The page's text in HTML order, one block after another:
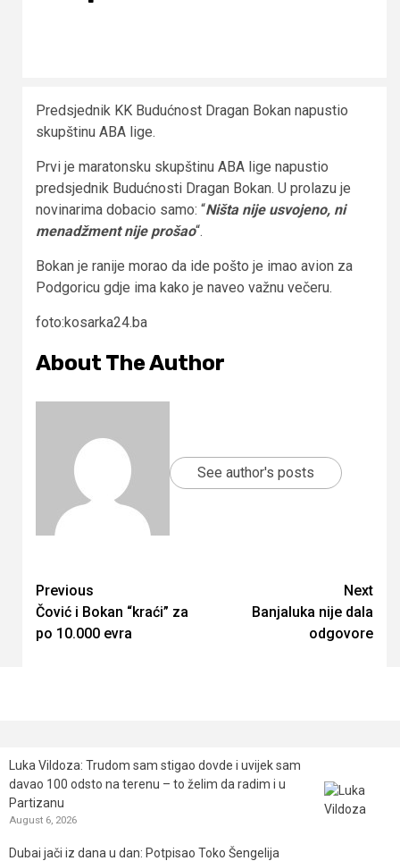
Predsjednik KK Budućnost Dragan Bokan napustio
skupštinu ABA lige.
Prvi je maratonsku skupštinu ABA lige napustio
predsjednik Budućnosti Dragan Bokan. U prolazu je
novinarima dobacio samo: “Ništa nije usvojeno, ni
menadžment nije prošao“.
Bokan je ranije morao da ide pošto je imao avion za
Podgoricu gdje ima kako je naveo važnu večeru.
foto:kosarka24.ba
About The Author
See author's posts
Continue
Reading
Previous
Čović i Bokan “kraći” za
po 10.000 evra
Next
Banjaluka nije dala
odgovore
Luka Vildoza: Trudom sam stigao dovde i uvijek sam
davao 100 odsto na terenu – to želim da radim i u
Partizanu
August 6, 2026
Dubai jači iz dana u dan: Potpisao Toko Šengelija